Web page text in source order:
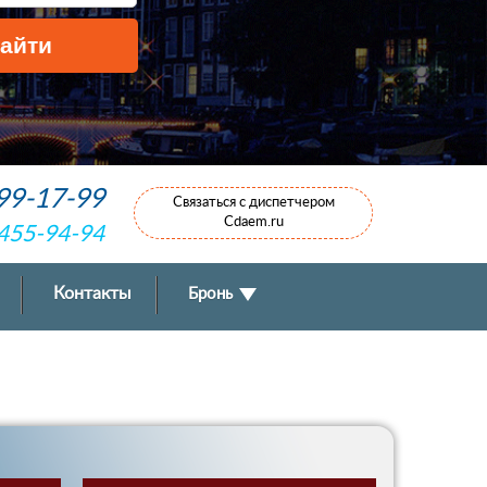
17-99
94-94
Связаться с диспетчером
Cdaem.ru
Контакты Бронь